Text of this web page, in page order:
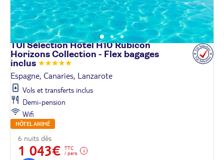
TUI Sélection Hôtel H10 Rubicon
Horizons Collection - Flex bagages
inclus
Espagne, Canaries, Lanzarote
Vols et transferts inclus
Demi-pension
Wifi
HÔTEL ANIMÉ
6 nuits dès
1 043€
TTC
/ pers.